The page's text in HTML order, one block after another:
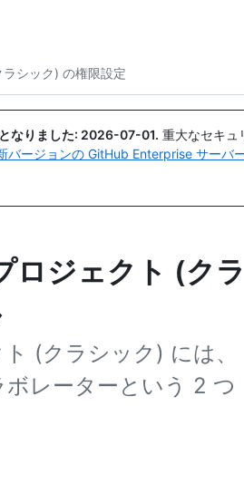
シック) の権限設定
なりました: 2026-07-01. 重大なセキュ
バージョンの GitHub Enterprise サーバ
ロジェクト (クラ
(クラシック) には、
レーターという 2 つ